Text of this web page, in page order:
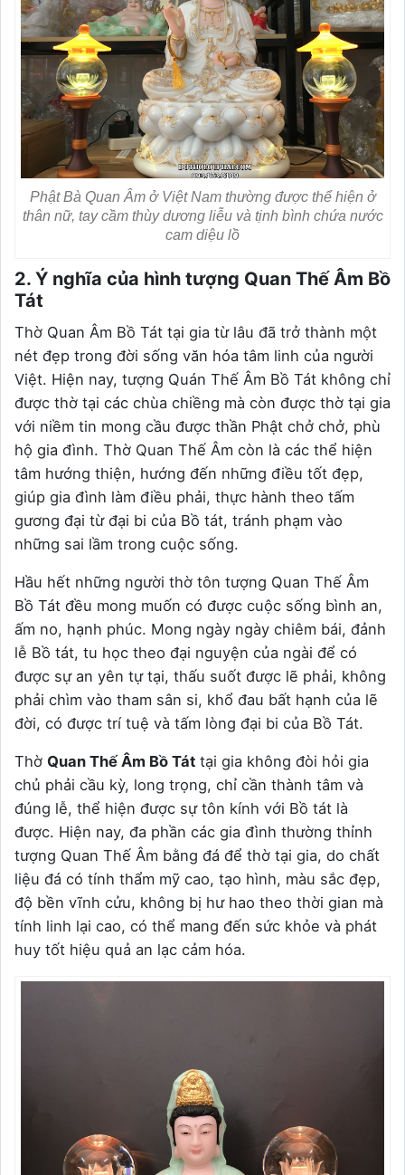
Phật Bà Quan Âm ở Việt Nam thường được thể hiện ở
thân nữ, tay cầm thùy dương liễu và tịnh bình chứa nước
cam diệu lồ
2. Ý nghĩa của hình tượng Quan Thế Âm Bồ
Tát
Thờ Quan Âm Bồ Tát tại gia từ lâu đã trở thành một
nét đẹp trong đời sống văn hóa tâm linh của người
Việt. Hiện nay, tượng Quán Thế Âm Bồ Tát không chỉ
được thờ tại các chùa chiềng mà còn được thờ tại gia
với niềm tin mong cầu được thần Phật chở chở, phù
hộ gia đình. Thờ Quan Thế Âm còn là các thể hiện
tâm hướng thiện, hướng đến những điều tốt đẹp,
giúp gia đình làm điều phải, thực hành theo tấm
gương đại từ đại bi của Bồ tát, tránh phạm vào
những sai lầm trong cuộc sống.
Hầu hết những người thờ tôn tượng Quan Thế Âm
Bồ Tát đều mong muốn có được cuộc sống bình an,
ấm no, hạnh phúc. Mong ngày ngày chiêm bái, đảnh
lễ Bồ tát, tu học theo đại nguyện của ngài để có
được sự an yên tự tại, thấu suốt được lẽ phải, không
phải chìm vào tham sân si, khổ đau bất hạnh của lẽ
đời, có được trí tuệ và tấm lòng đại bi của Bồ Tát.
Thờ Quan Thế Âm Bồ Tát tại gia không đòi hỏi gia
chủ phải cầu kỳ, long trọng, chỉ cần thành tâm và
đúng lễ, thể hiện được sự tôn kính với Bồ tát là
được. Hiện nay, đa phần các gia đình thường thỉnh
tượng Quan Thế Âm bằng đá để thờ tại gia, do chất
liệu đá có tính thẩm mỹ cao, tạo hình, màu sắc đẹp,
độ bền vĩnh cửu, không bị hư hao theo thời gian mà
tính linh lại cao, có thể mang đến sức khỏe và phát
huy tốt hiệu quả an lạc cảm hóa.